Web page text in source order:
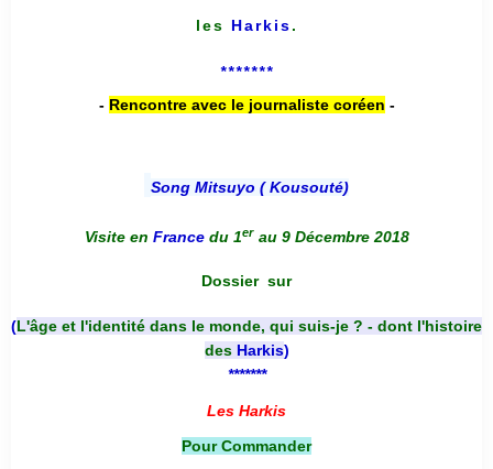
les Harkis.
*******
- Rencontre avec le journaliste coréen -
Song Mitsuyo ( Kousouté)
Visite en France du 1er au 9 Décembre 2018
Dossier sur
(L'âge et l'identité dans le monde, qui suis-je ? - dont l'histoire
des Harkis)
*******
Les Harkis
Pour Commander